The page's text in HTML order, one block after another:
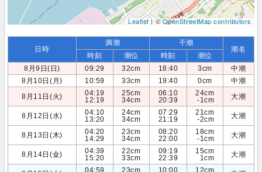
Leaflet| ©OpenStreetMap contributors
日時
満潮 干潮
潮名
時刻 潮位 時刻
潮位
8月9日(日)
09:29 32cm 18:40 3cm
中潮
8月10日(月)
10:59 33cm 19:40 0cm
中潮
8月11日(火)
04:19
12:19
25cm
34cm
06:10
20:39
24cm
-1cm
大潮
8月12日(水)
04:10
13:20
24cm
34cm
07:29
21:19
21cm
-2cm
大潮
8月13日(木)
04:20
14:29
23cm
34cm
08:20
22:00
18cm
-1cm
大潮
8月14日(金)
04:39
15:20
22cm
33cm
09:19
22:39
15cm
1cm
大潮
04:59
23cm
10:00
12cm